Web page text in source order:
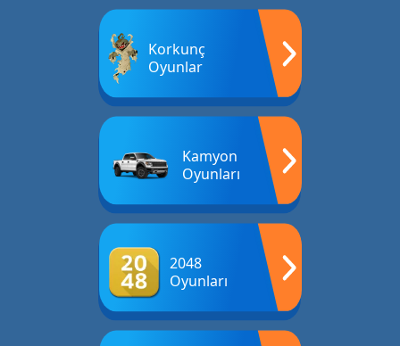
Korkunç
Oyunlar
Kamyon
Oyunları
2048
Oyunları